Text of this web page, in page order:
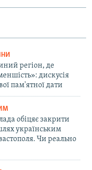
регіон, де
дискусія
пам'ятної дати
обіцяє закрити
українським
Чи реально